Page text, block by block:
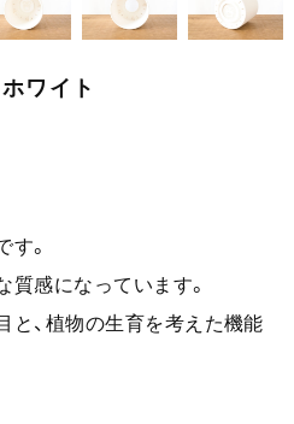
ワイト
。
感になっています。
と、植物の生育を考えた機能